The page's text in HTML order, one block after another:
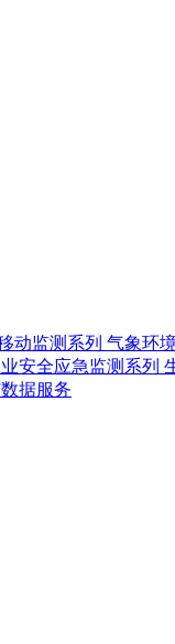
动监测系列 气象环
安全应急监测系列
据服务